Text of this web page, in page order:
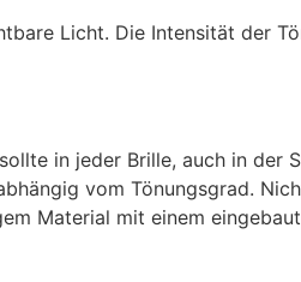
Licht. Die Intensität der
in jeder Brille, auch in der
vom Tönungsgrad.
Material mit einem